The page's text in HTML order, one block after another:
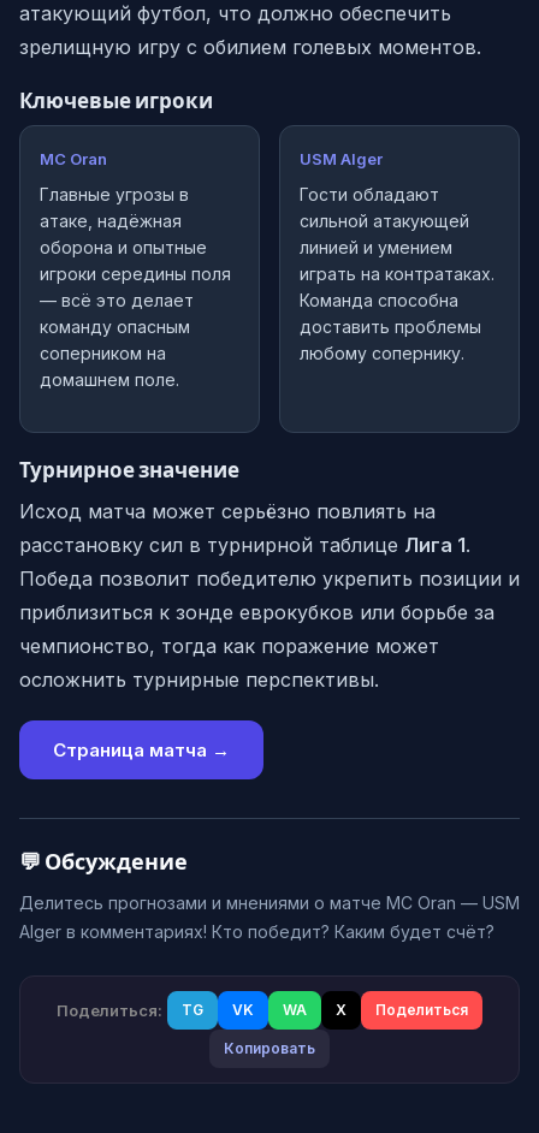
атакующий футбол, что должно обеспечить
зрелищную игру с обилием голевых моментов.
Ключевые игроки
MC Oran
Главные угрозы в
атаке, надёжная
оборона и опытные
игроки середины поля
— всё это делает
команду опасным
соперником на
домашнем поле.
USM Alger
Гости обладают
сильной атакующей
линией и умением
играть на контратаках.
Команда способна
доставить проблемы
любому сопернику.
Турнирное значение
Исход матча может серьёзно повлиять на
расстановку сил в турнирной таблице Лига 1.
Победа позволит победителю укрепить позиции и
приблизиться к зонде еврокубков или борьбе за
чемпионство, тогда как поражение может
осложнить турнирные перспективы.
Страница матча →
💬 Обсуждение
Делитесь прогнозами и мнениями о матче MC Oran — USM
Alger в комментариях! Кто победит? Каким будет счёт?
Поделиться: TG VK WA X Поделиться
Копировать